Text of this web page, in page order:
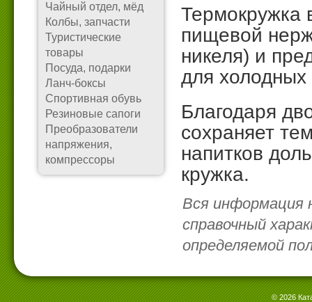
Чайный отдел, мёд
Колбы, запчасти
Туристические
товары
Посуда, подарки
Ланч-боксы
Спортивная обувь
Резиновые сапоги
Преобразователи
напряжения,
компрессоры
Термокружка
пищевой
никеля) и
для холодных
Благодаря
сохраняет
напитков
кружка.
Вся информация
справочный
определяемой
© 2026